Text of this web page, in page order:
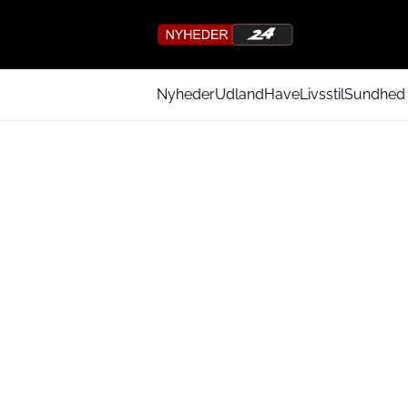
NyhederUdlandHaveLivsstilSundhed